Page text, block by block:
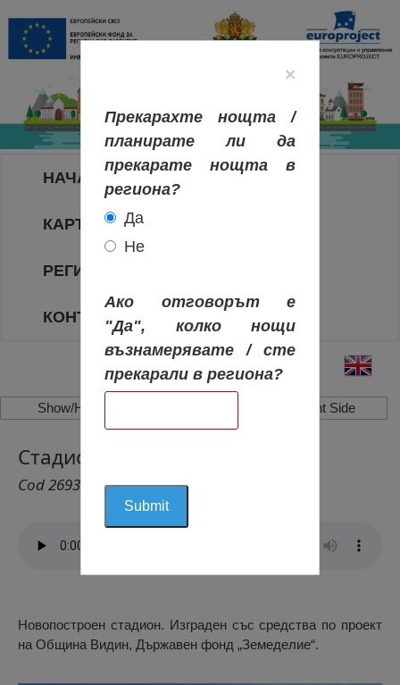
НАЧАЛО
КАРТА НА РЕГИОНИТЕ
РЕГИОНИ
КОНТАКТИ
Show/Hide Left Side Show/Hide Right Side
Стадион Дреновец, Дреновец
Cod 2693
Новопостроен стадион. Изграден със средства по проект
на Община Видин, Държавен фонд „Земеделие“.
×
Прекарахте нощта /
планирате ли да
прекарате нощта в
региона?
Да
Не
Ако отговорът е
"Да", колко нощи
възнамерявате / сте
прекарали в региона?